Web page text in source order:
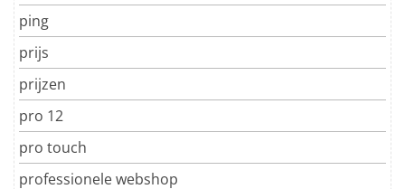
ping
prijs
prijzen
pro 12
pro touch
professionele webshop